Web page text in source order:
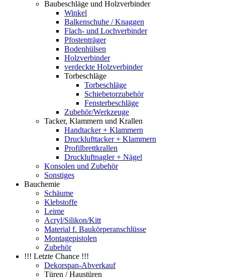
Baubeschläge und Holzverbinder
Winkel
Balkenschuhe / Knaggen
Flach- und Lochverbinder
Pfostenträger
Bodenhülsen
Holzverbinder
verdeckte Holzverbinder
Torbeschläge
Torbeschläge
Schiebetorzubehör
Fensterbeschläge
Zubehör/Werkzeuge
Tacker, Klammern und Krallen
Handtacker + Klammern
Drucklufttacker + Klammern
Profilbrettkrallen
Druckluftnagler + Nägel
Konsolen und Zubehör
Sonstiges
Bauchemie
Schäume
Klebstoffe
Leime
Acryl/Silikon/Kitt
Material f. Baukörperanschlüsse
Montagepistolen
Zubehör
!!! Letzte Chance !!!
Dekorspan-Abverkauf
Türen / Haustüren